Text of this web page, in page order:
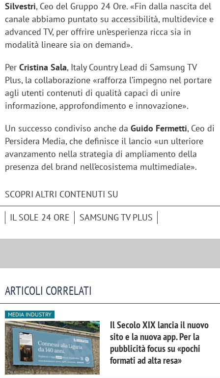
Silvestri, Ceo del Gruppo 24 Ore. «Fin dalla nascita del
canale abbiamo puntato su accessibilità, multidevice e
advanced TV, per offrire un’esperienza ricca sia in
modalità lineare sia on demand».
Per Cristina Sala, Italy Country Lead di Samsung TV
Plus, la collaborazione «rafforza l’impegno nel portare
agli utenti contenuti di qualità capaci di unire
informazione, approfondimento e innovazione».
Un successo condiviso anche da Guido Fermetti, Ceo di
Persidera Media, che definisce il lancio «un ulteriore
avanzamento nella strategia di ampliamento della
presenza del brand nell’ecosistema multimediale».
SCOPRI ALTRI CONTENUTI SU
IL SOLE 24 ORE SAMSUNG TV PLUS
ARTICOLI CORRELATI
MEDIA INDUSTRY
Il Secolo XIX lancia il nuovo
sito e la nuova app. Per la
pubblicità focus su «pochi
formati ad alta resa»